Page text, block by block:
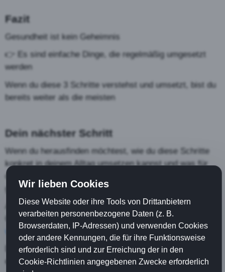
Fazit
Gesundheit ist kein Geheimnis
👉 Es sind einfache Dinge, die regelmäßig umgesetzt
werden
Wenn du diese 3 Schritte verstehst und umsetzt, bist du
bereits weiter als die meisten
Dein nächster Schritt
Wenn du herausfinden möchtest, wie du diese Schritte
konkret in deinem Alltag umsetzen kannst und was für
dich persönlich sinnvoll ist, dann schau dir das
gemeinsam mit mir an
Auf meiner Webseite kannst du ein persönliches
Gespräch buchen
www.horstlehleiter.com
Dort klären wir gemeinsam, was für dich sinnvoll ist –
einfach, klar und ohne Druck
Wir lieben Cookies
Diese Website oder ihre Tools von Drittanbietern
verarbeiten personenbezogene Daten (z. B.
Browserdaten, IP-Adressen) und verwenden Cookies
oder andere Kennungen, die für ihre Funktionsweise
erforderlich sind und zur Erreichung der in den
Cookie-Richtlinien angegebenen Zwecke erforderlich